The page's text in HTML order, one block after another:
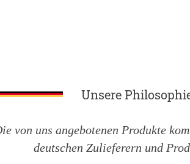
Unsere
von uns angebotenen Produkte
deutschen Zulieferern und